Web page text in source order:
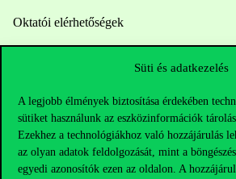
Süti és adatkezelés
A legjobb élmények biztosítása érdekében
sütiket használunk az eszközinformációk
Ezekhez a technológiákhoz való hozzájárulás
az olyan adatok feldolgozását, mint a
egyedi azonosítók ezen az oldalon. A
Oktatói elérhetőségek
HUB jelenlegi hallgatóinknak
Sajtó:press@uni-corvinus.hu